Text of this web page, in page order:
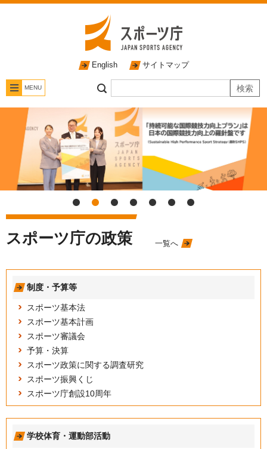
English サイトマップ
MENU
スポーツ庁の政策 一覧へ
制度・予算等
スポーツ基本法
スポーツ基本計画
スポーツ審議会
予算・決算
スポーツ政策に関する調査研究
スポーツ振興くじ
スポーツ庁創設10周年
学校体育・運動部活動